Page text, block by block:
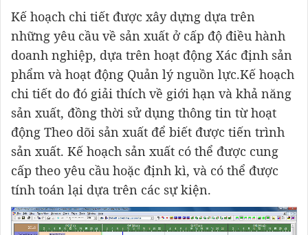
Kế hoạch chi tiết được xây dựng dựa trên
những yêu cầu về sản xuất ở cấp độ điều hành
doanh nghiệp, dựa trên hoạt động Xác định sản
phẩm và hoạt động Quản lý nguồn lực.Kế hoạch
chi tiết do đó giải thích về giới hạn và khả năng
sản xuất, đồng thời sử dụng thông tin từ hoạt
động Theo dõi sản xuất để biết được tiến trình
sản xuất. Kế hoạch sản xuất có thể được cung
cấp theo yêu cầu hoặc định kì, và có thể được
tính toán lại dựa trên các sự kiện.